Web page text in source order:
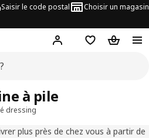
Saisir le code postal Choisir un magasin
Mon compteFavorisPanier
dressing
plus près de chez vous à partir de
à pile